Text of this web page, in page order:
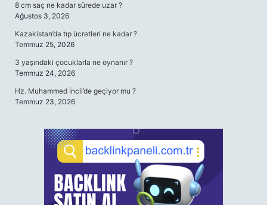
8 cm saç ne kadar sürede uzar ?
Ağustos 3, 2026
Kazakistan’da tıp ücretleri ne kadar ?
Temmuz 25, 2026
3 yaşındaki çocuklarla ne oynanır ?
Temmuz 24, 2026
Hz. Muhammed İncil’de geçiyor mu ?
Temmuz 23, 2026